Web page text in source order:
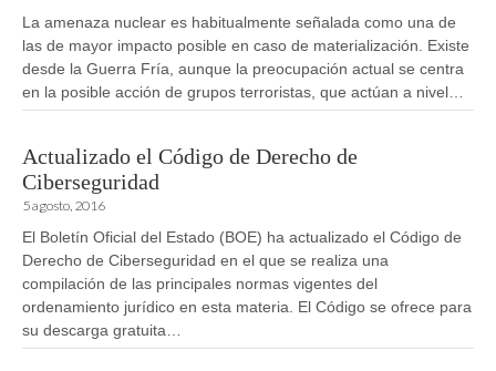
La amenaza nuclear es habitualmente señalada como una de
las de mayor impacto posible en caso de materialización. Existe
desde la Guerra Fría, aunque la preocupación actual se centra
en la posible acción de grupos terroristas, que actúan a nivel…
Actualizado el Código de Derecho de
Ciberseguridad
5 agosto, 2016
El Boletín Oficial del Estado (BOE) ha actualizado el Código de
Derecho de Ciberseguridad en el que se realiza una
compilación de las principales normas vigentes del
ordenamiento jurídico en esta materia. El Código se ofrece para
su descarga gratuita…